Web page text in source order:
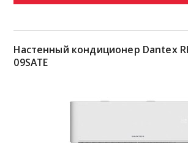
Настенный кондиционер Dantex
09SATE